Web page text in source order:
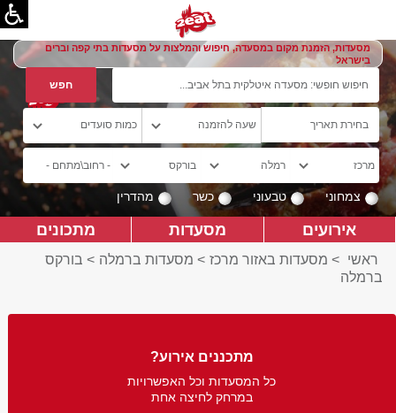
מסעדות, הזמנת מקום במסעדה, חיפוש והמלצות על מסעדות בתי קפה וברים
בישראל
צמחוני טבעוני כשר מהדרין
אירועים מסעדות מתכונים
ראשי > מסעדות באזור מרכז > מסעדות ברמלה > בורקס
ברמלה
מתכננים אירוע?
כל המסעדות וכל האפשרויות
במרחק לחיצה אחת